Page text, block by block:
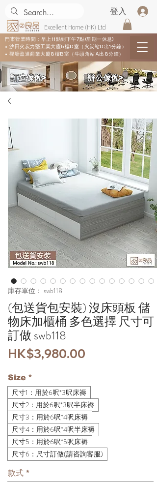
Excellent Home (HK) Ltd
登入
門市營業時間：早上11點到下午7點(星期一休息)
• 沙田火炭力堅工業大廈5樓D室（火炭站D出1分鐘）
• 觀塘盈達商業大廈8樓B室（牛頭角站A出8分鐘）
​訂造傢俬> ​辦公傢俬>
庫存單位： swb118
(包送貨包安裝) 沒床頭板 儲
物床加櫃桶 多色選擇 尺寸可
訂做 swb118
HK$3,980.00
Size *
尺寸1：用於6呎*3呎床褥
尺寸2：用於6呎*3呎半床褥
尺寸3：用於6呎*4呎床褥
尺寸4：用於6呎*4呎半床褥
尺寸5：用於6呎*5呎床褥
尺寸6：尺寸訂做(請咨詢客服)
款式 *